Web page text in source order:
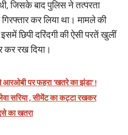
जिसके बाद पुलिस ने तत्परता
कर लिया था। मामले की
छिपी दरिंदगी की ऐसी परतें खुलीं
कर रख दिया।
आरओबी पर फहरा 'खतरे का झंडा' !
सरिया , सीमेंट का कट्टा रखकर
का खतरा